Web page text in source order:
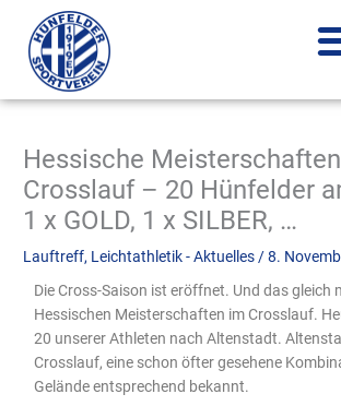
Inhalt
springen
Hessische
Crosslauf – 20 Hünfelder
1 x GOLD, 1 x SILBER, …
Lauftreff, Leichtathletik - Aktuelles /8.
Die Cross-Saison ist eröffnet. Und das gleich
Hessischen Meisterschaften im Crosslauf.
20 unserer Athleten nach Altenstadt.
Crosslauf, eine schon öfter gesehene
Gelände entsprechend bekannt.